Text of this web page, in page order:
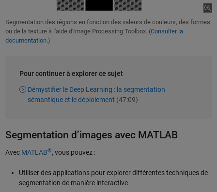
Segmentation des régions en fonction des valeurs de couleurs, des formes
ou de la texture à l'aide d'Image Processing Toolbox. (Consulter la
documentation.)
Pour continuer à explorer ce sujet
Démystifier le Deep Learning : la segmentation
sémantique et le déploiement (47:09)
Segmentation d’images avec MATLAB
Avec MATLAB®, vous pouvez :
Utiliser des applications pour explorer différentes techniques de
segmentation de manière interactive